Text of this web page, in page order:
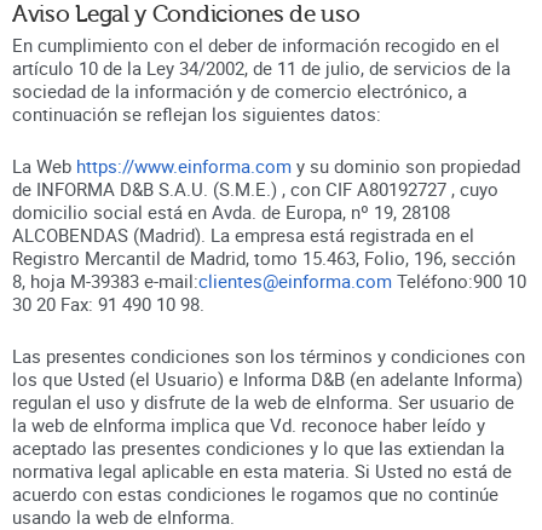
Aviso Legal y Condiciones de uso
En cumplimiento con el deber de información recogido en el
artículo 10 de la Ley 34/2002, de 11 de julio, de servicios de la
sociedad de la información y de comercio electrónico, a
continuación se reflejan los siguientes datos:
La Web https://www.einforma.com y su dominio son propiedad
de INFORMA D&B S.A.U. (S.M.E.) , con CIF A80192727 , cuyo
domicilio social está en Avda. de Europa, nº 19, 28108
ALCOBENDAS (Madrid). La empresa está registrada en el
Registro Mercantil de Madrid, tomo 15.463, Folio, 196, sección
8, hoja M-39383 e-mail:clientes@einforma.com Teléfono:900 10
30 20 Fax: 91 490 10 98.
Las presentes condiciones son los términos y condiciones con
los que Usted (el Usuario) e Informa D&B (en adelante Informa)
regulan el uso y disfrute de la web de eInforma. Ser usuario de
la web de eInforma implica que Vd. reconoce haber leído y
aceptado las presentes condiciones y lo que las extiendan la
normativa legal aplicable en esta materia. Si Usted no está de
acuerdo con estas condiciones le rogamos que no continúe
usando la web de eInforma.